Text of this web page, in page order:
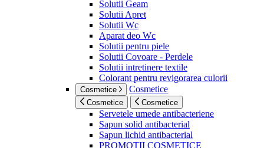
Solutii Geam
Solutii Apret
Solutii Wc
Aparat deo Wc
Solutii pentru piele
Solutii Covoare - Perdele
Solutii intretinere textile
Colorant pentru revigorarea culorii
Cosmetice Cosmetice
Cosmetice Cosmetice
Servetele umede antibacteriene
Sapun solid antibacterial
Sapun lichid antibacterial
PROMOTII COSMETICE